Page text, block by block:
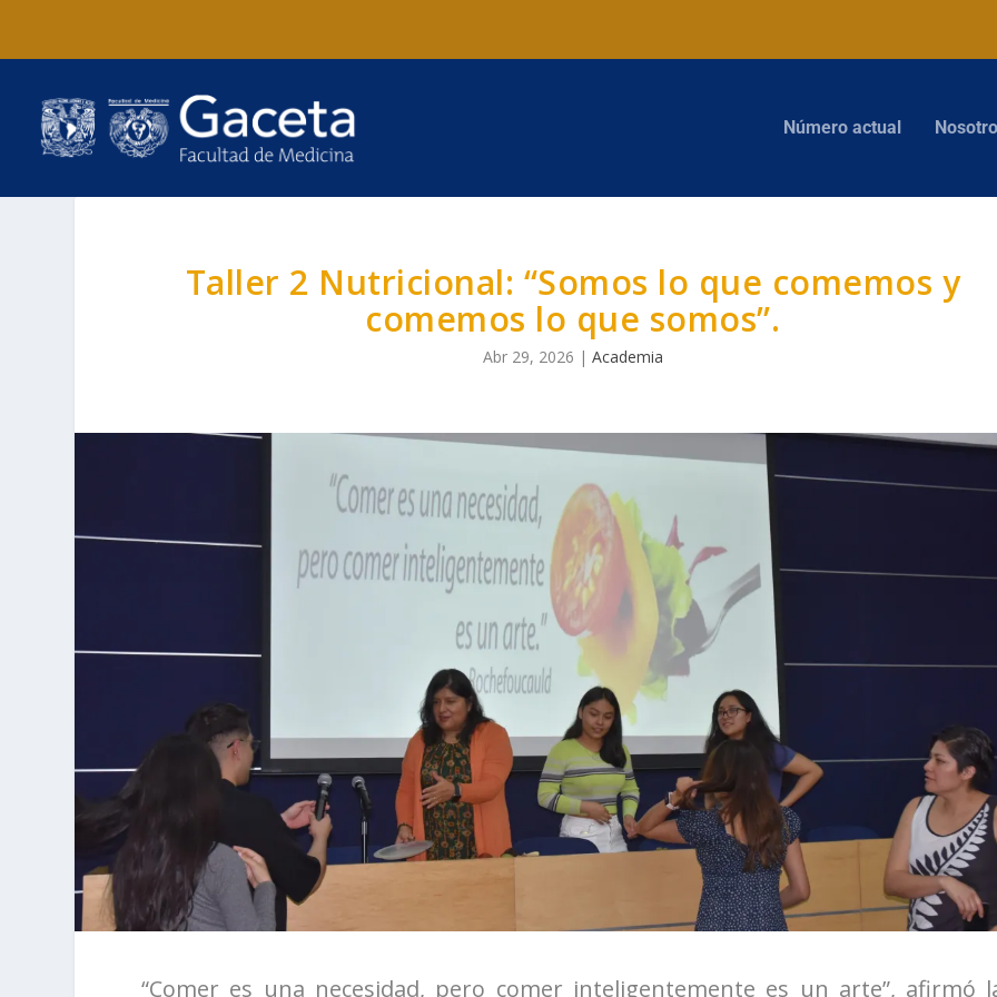
Número actual
Taller 2 Nutricional: “Somos lo que comemos y
comemos lo que somos”.
Abr 29, 2026 | Academia
“Comer es una necesidad, pero comer inteligentemente es un arte”, afirmó